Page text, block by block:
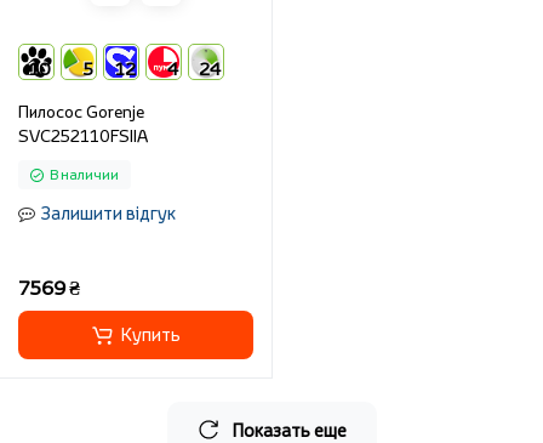
10 5 12 4 24
Пилосос Gorenje
SVC252110FSIIA
В наличии
Залишити відгук
7569 ₴
Купить
Показать еще